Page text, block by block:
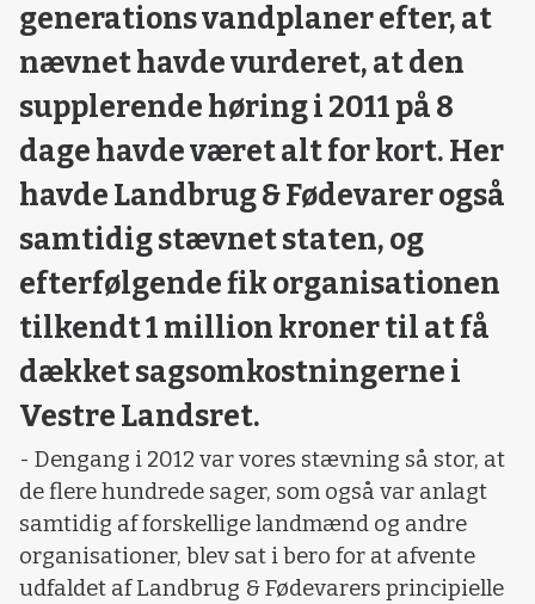
generations vandplaner efter, at
nævnet havde vurderet, at den
supplerende høring i 2011 på 8
dage havde været alt for kort. Her
havde Landbrug & Fødevarer også
samtidig stævnet staten, og
efterfølgende fik organisationen
tilkendt 1 million kroner til at få
dækket sagsomkostningerne i
Vestre Landsret.
- Dengang i 2012 var vores stævning så stor, at
de flere hundrede sager, som også var anlagt
samtidig af forskellige landmænd og andre
organisationer, blev sat i bero for at afvente
udfaldet af Landbrug & Fødevarers principielle